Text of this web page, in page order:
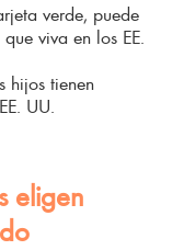
verde, puede
viva en los EE.
hijos tienen
UU.
eligen